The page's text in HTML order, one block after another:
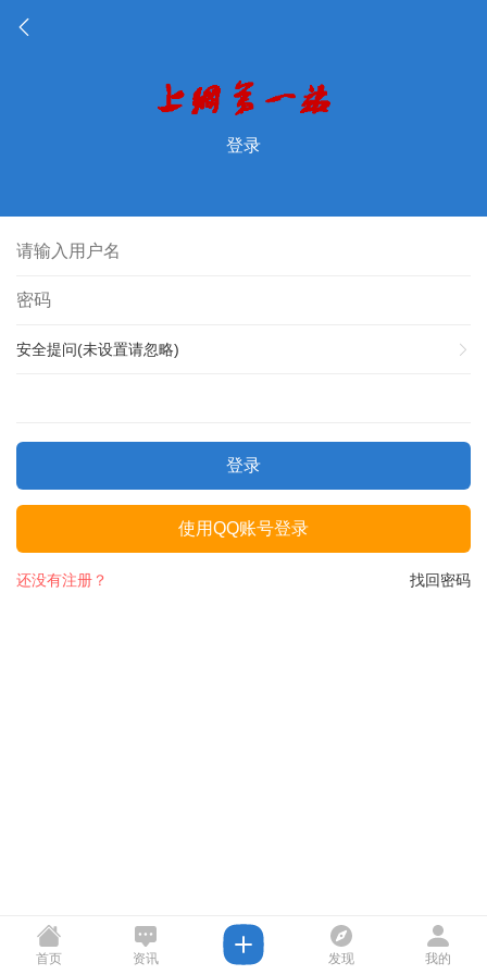
登录
安全提问(未设置请忽略)
登录
使用QQ账号登录
找回密码
还没有注册？
首页 资讯 发现 我的